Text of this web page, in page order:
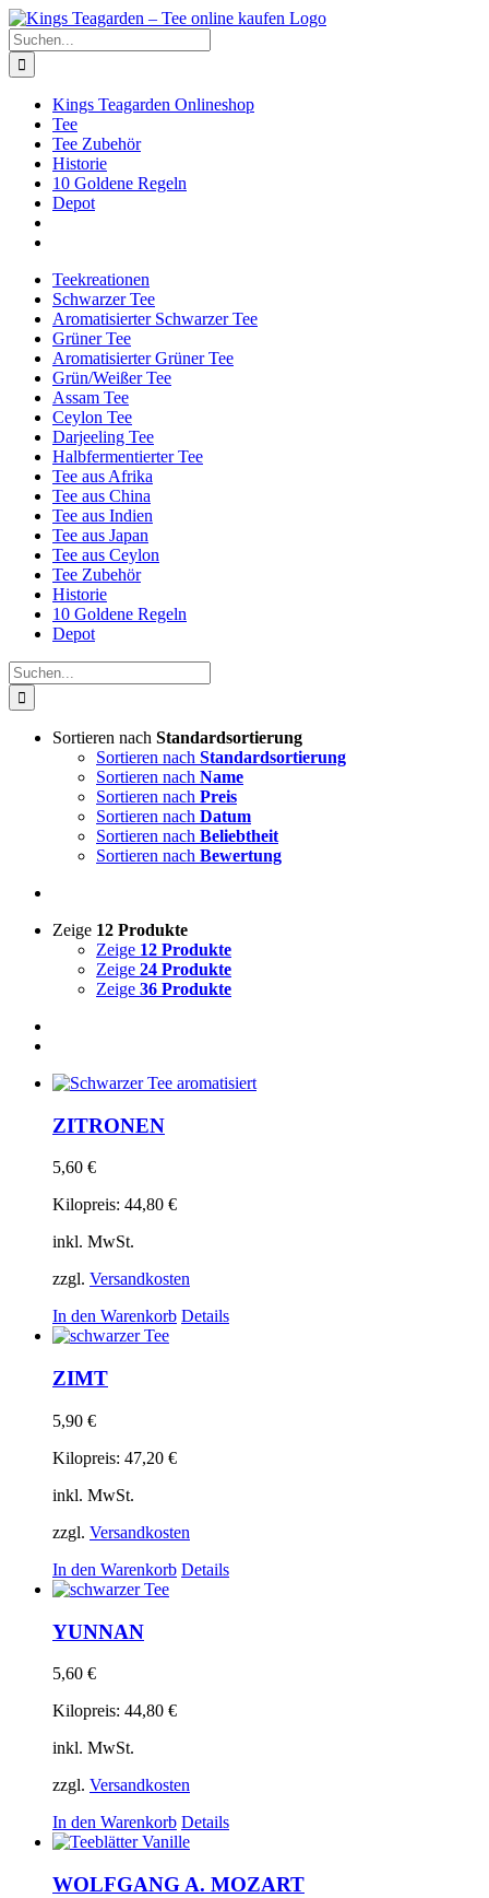
Zum
Inhalt
springen
Facebook
X
Instagram
Pinterest
Suche
nach:
Kings Teagarden Onlineshop
Tee
Tee Zubehör
Historie
10 Goldene Regeln
Depot
Teekreationen
Schwarzer Tee
Aromatisierter Schwarzer Tee
Grüner Tee
Aromatisierter Grüner Tee
Grün/Weißer Tee
Assam Tee
Ceylon Tee
Darjeeling Tee
Halbfermentierter Tee
Tee aus Afrika
Tee aus China
Tee aus Indien
Tee aus Japan
Tee aus Ceylon
Tee Zubehör
Historie
10 Goldene Regeln
Depot
Suche
nach:
Sortieren nach Standardsortierung
Sortieren nach Standardsortierung
Sortieren nach Name
Sortieren nach Preis
Sortieren nach Datum
Sortieren nach Beliebtheit
Sortieren nach Bewertung
Zeige 12 Produkte
Zeige 12 Produkte
Zeige 24 Produkte
Zeige 36 Produkte
ZITRONEN
5,60 €
Kilopreis: 44,80 €
inkl. MwSt.
zzgl. Versandkosten
In den Warenkorb Details
ZIMT
5,90 €
Kilopreis: 47,20 €
inkl. MwSt.
zzgl. Versandkosten
In den Warenkorb Details
YUNNAN
5,60 €
Kilopreis: 44,80 €
inkl. MwSt.
zzgl. Versandkosten
In den Warenkorb Details
WOLFGANG A. MOZART